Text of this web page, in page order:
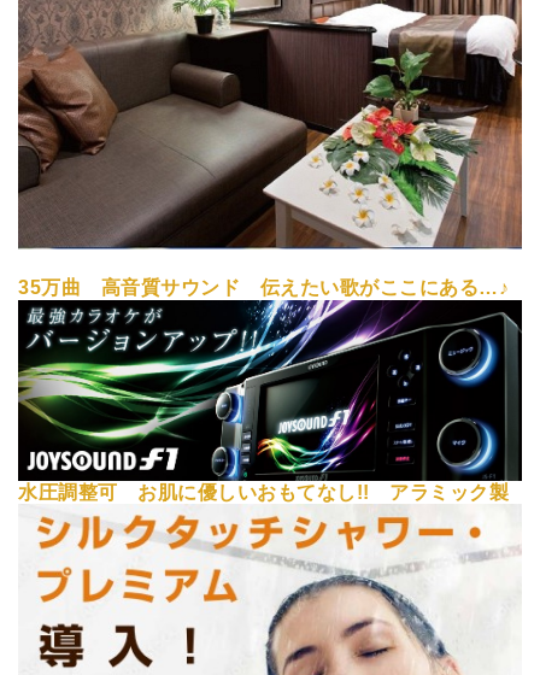
35万曲 高音質サウンド 伝えたい歌がここにある…♪
水圧調整可 お肌に優しいおもてなし!! アラミック製